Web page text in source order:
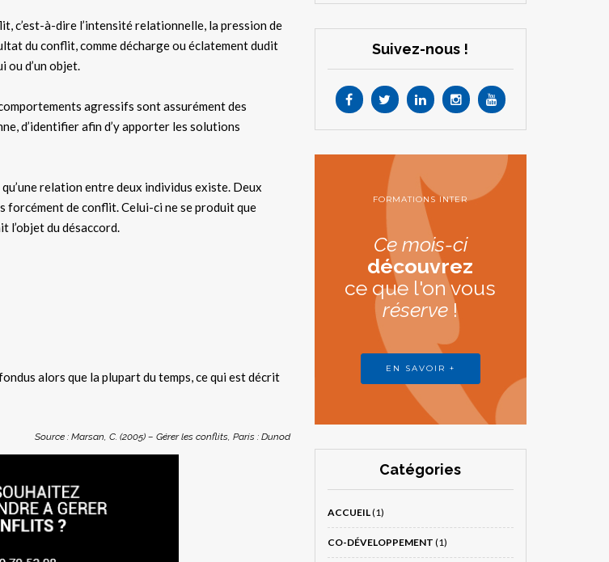
c’est-à-dire l’intensité relationnelle, la pression de
du conflit, comme décharge ou éclatement dudit
ou d’un objet.
agressifs sont assurément des
d’identifier afin d’y apporter les solutions
relation entre deux individus existe. Deux
forcément de conflit. Celui-ci ne se produit que
l’objet du désaccord.
alors que la plupart du temps, ce qui est décrit
Source : Marsan, C. (2005) – Gérer les conflits, Paris : Dunod
Suivez-nous !
FORMATIONS INTER
Ce mois-ci
découvrez
ce que l'on vous
réserve !
EN SAVOIR +
Catégories
ACCUEIL(1)
CO-DÉVELOPPEMENT (1)